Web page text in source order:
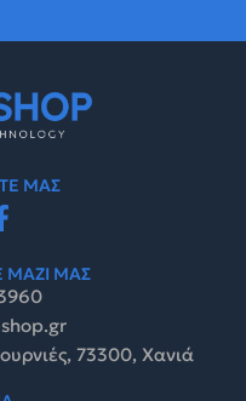
ΜΑΣ
ΜΑΖΙ ΜΑΣ
73300, Χανιά